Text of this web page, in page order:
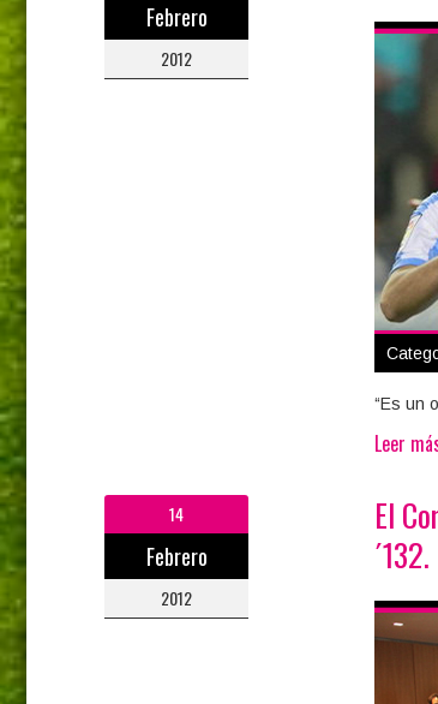
Febrero
2012
“Es un
Leer
14
Febrero
2012
El
´132.